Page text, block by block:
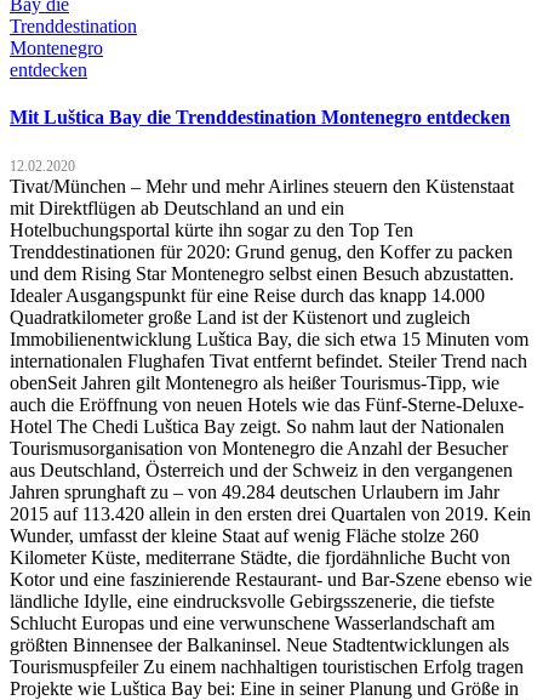
Mit Luštica Bay die Trenddestination Montenegro entdecken
12.02.2020
Tivat/München – Mehr und mehr Airlines steuern den Küstenstaat
mit Direktflügen ab Deutschland an und ein
Hotelbuchungsportal kürte ihn sogar zu den Top Ten
Trenddestinationen für 2020: Grund genug, den Koffer zu packen
und dem Rising Star Montenegro selbst einen Besuch abzustatten.
Idealer Ausgangspunkt für eine Reise durch das knapp 14.000
Quadratkilometer große Land ist der Küstenort und zugleich
Immobilienentwicklung Luštica Bay, die sich etwa 15 Minuten vom
internationalen Flughafen Tivat entfernt befindet. Steiler Trend nach
obenSeit Jahren gilt Montenegro als heißer Tourismus-Tipp, wie
auch die Eröffnung von neuen Hotels wie das Fünf-Sterne-Deluxe-
Hotel The Chedi Luštica Bay zeigt. So nahm laut der Nationalen
Tourismusorganisation von Montenegro die Anzahl der Besucher
aus Deutschland, Österreich und der Schweiz in den vergangenen
Jahren sprunghaft zu – von 49.284 deutschen Urlaubern im Jahr
2015 auf 113.420 allein in den ersten drei Quartalen von 2019. Kein
Wunder, umfasst der kleine Staat auf wenig Fläche stolze 260
Kilometer Küste, mediterrane Städte, die fjordähnliche Bucht von
Kotor und eine faszinierende Restaurant- und Bar-Szene ebenso wie
ländliche Idylle, eine eindrucksvolle Gebirgsszenerie, die tiefste
Schlucht Europas und eine verwunschene Wasserlandschaft am
größten Binnensee der Balkaninsel. Neue Stadtentwicklungen als
Tourismuspfeiler Zu einem nachhaltigen touristischen Erfolg tragen
Projekte wie Luštica Bay bei: Eine in seiner Planung und Größe in